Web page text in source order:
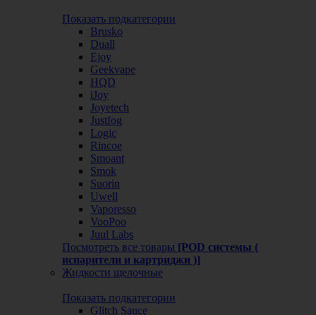
Показать подкатегории
Brusko
Duall
Ejoy
Geekvape
HQD
iJoy
Joyetech
Justfog
Logic
Rincoe
Smoant
Smok
Suorin
Uwell
Vaporesso
VooPoo
Juul Labs
Посмотреть все товары [POD системы (
испарители и картриджи )]
Жидкости щелочные
Показать подкатегории
Glitch Sauce